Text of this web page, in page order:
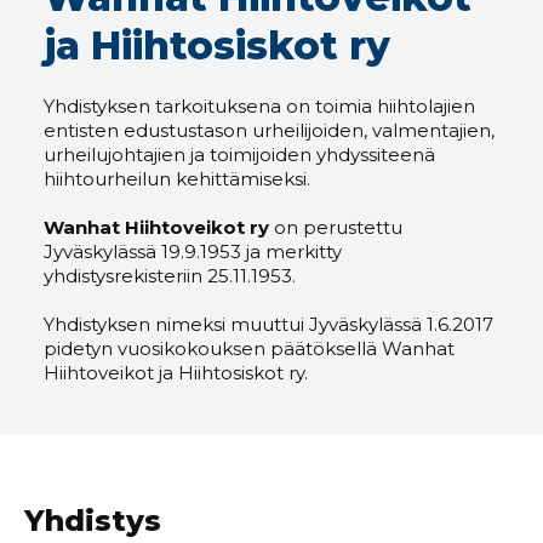
ja Hiihtosiskot ry
Yhdistyksen tarkoituksena on toimia hiihtolajien
entisten edustustason urheilijoiden, valmentajien,
urheilujohtajien ja toimijoiden yhdyssiteenä
hiihtourheilun kehittämiseksi.
Wanhat Hiihtoveikot ryon perustettu
Jyväskylässä 19.9.1953 ja merkitty
yhdistysrekisteriin 25.11.1953.
Yhdistyksen nimeksi muuttui Jyväskylässä 1.6.2017
pidetyn vuosikokouksen päätöksellä Wanhat
Hiihtoveikot ja Hiihtosiskot ry.
Yhdistys